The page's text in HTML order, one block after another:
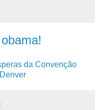
da Convenção